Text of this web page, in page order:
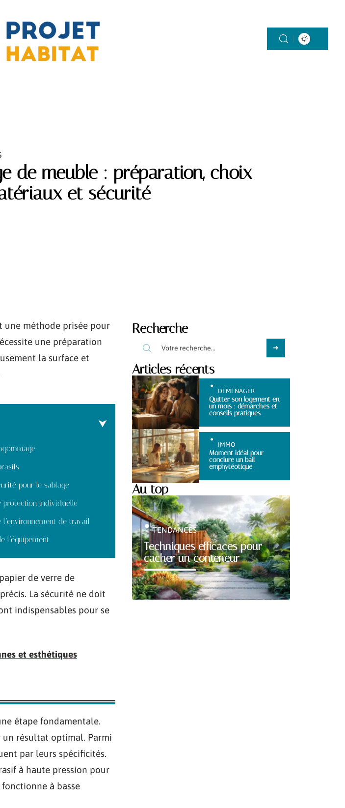
de meuble : préparation, choix
et sécurité
une méthode prisée pour
une préparation
la surface et
pour le sablage
protection individuelle
l’environnement de travail
l’équipement
de verre de
La sécurité ne doit
indispensables pour se
et esthétiques
étape fondamentale.
résultat optimal. Parmi
par leurs spécificités.
à haute pression pour
fonctionne à basse
Recherche
Articles récents
DÉMÉNAGER
Quitter son logement en
un mois : démarches et
conseils pratiques
IMMO
Moment idéal pour
conclure un bail
emphytéotique
Au top
Techniques efficaces pour
cacher un conteneur
TENDANCES